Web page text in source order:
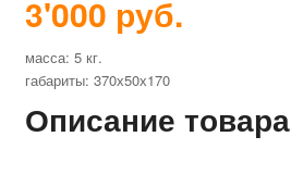
3'000 руб.
масса: 5 кг.
габариты: 370х50х170
Описание товара